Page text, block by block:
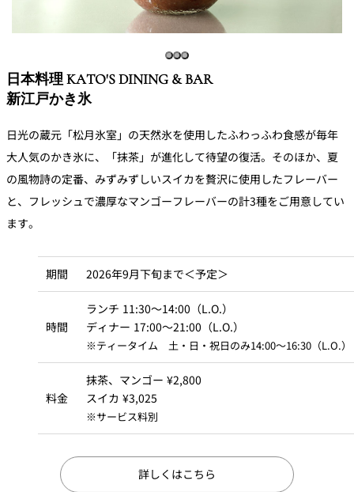
トラ
ン＆
バー
リブルーム SEKISHIN-TEI＞ SEISEN-TEI＞
日本料理
千羽鶴＜ KATO'S DINING 麺処
なだ万本店 山
茶花荘＜
SAZANKA-SO 天婦羅 ほり川
紀尾井町 藍泉 岡半＜
久兵衛（ザ・
KYUBEY＞
久兵衛（ガー
＜KYUBEY＞ SUZUTOMI＞
にいづ
カフェ・ラウンジ
SATSUKI
ガーデンラウ
ンジ
TULLY'S ダイニング
バー
日本料理 KATO'S DINING & BAR
新江戸かき氷
日光の蔵元「松月氷室」の天然氷を使用したふわっふわ食感が毎年
大人気のかき氷に、「抹茶」が進化して待望の復活。そのほか、夏
の風物詩の定番、みずみずしいスイカを贅沢に使用したフレーバー
と、フレッシュで濃厚なマンゴーフレーバーの計3種をご用意してい
ます。
期間 2026年9月下旬まで＜予定＞
時間
ランチ 11:30～14:00（L.O.）
ディナー 17:00～21:00（L.O.）
※ティータイム 土・日・祝日のみ14:00～16:30（L.O.）
料金
抹茶、マンゴー ¥2,800
スイカ ¥3,025
※サービス料別
詳しくはこちら